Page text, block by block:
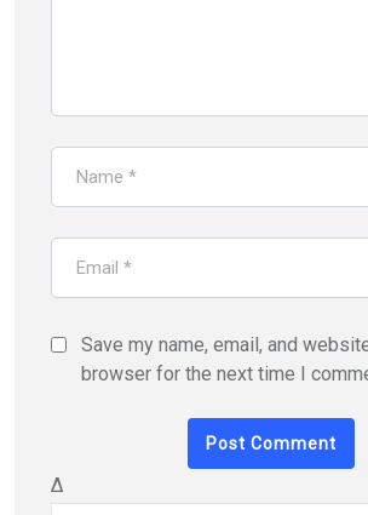
Save my name, email, and
browser for the next time I
Δ